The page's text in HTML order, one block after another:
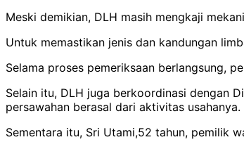
Meski demikian, DLH masih mengkaji
Untuk memastikan jenis dan kandungan
Selama proses pemeriksaan berlangsung,
Selain itu, DLH juga berkoordinasi dengan
persawahan berasal dari aktivitas usahanya.
Sementara itu, Sri Utami,52 tahun, pemilik